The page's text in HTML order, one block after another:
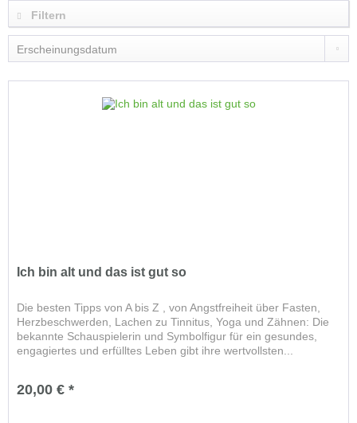
Filtern
Ich bin alt und das ist gut so
Die besten Tipps von A bis Z , von Angstfreiheit über Fasten,
Herzbeschwerden, Lachen zu Tinnitus, Yoga und Zähnen: Die
bekannte Schauspielerin und Symbolfigur für ein gesundes,
engagiertes und erfülltes Leben gibt ihre wertvollsten...
20,00 € *